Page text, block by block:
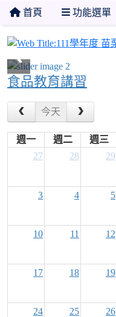
首頁 功能選單
食品教育講習
今天
週一 週二 週三
27
28 29
3 4 5
10 11 12
17 18 19
24 25 26